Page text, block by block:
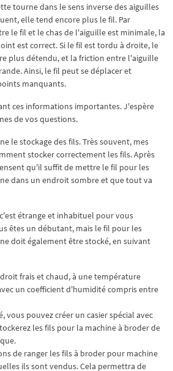
tourne dans le sens inverse des aiguilles
elle tend encore plus le fil. Par
le fil et le chas de l'aiguille est minimale, la
est correct. Si le fil est tordu à droite, le
plus détendu, et la friction entre l'aiguille
Ainsi, le fil peut se déplacer et
manquants.
ces informations importantes. J'espère
de vos questions.
le stockage des fils. Très souvent, mes
stocker correctement les fils. Après
qu'il suffit de mettre le fil pour les
dans un endroit sombre et que tout va
étrange et inhabituel pour vous
êtes un débutant, mais le fil pour les
doit également être stocké, en suivant
frais et chaud, à une température
un coefficient d'humidité compris entre
vous pouvez créer un casier spécial avec
les fils pour la machine à broder de
de ranger les fils à broder pour machine
ils sont vendus. Cela permettra de